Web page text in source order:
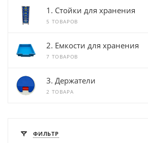
1. Стойки для хранения
5 ТОВАРОВ
2. Емкости для хранения
7 ТОВАРОВ
3. Держатели
2 ТОВАРА
ФИЛЬТР